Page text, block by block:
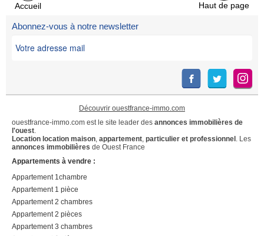
Accueil Haut de page
Abonnez-vous à notre newsletter
Découvrir ouestfrance-immo.com
ouestfrance-immo.com est le site leader des annonces immobilières de
l'ouest.
Location location maison, appartement, particulier et professionnel . Les
annonces immobilières de Ouest France
Appartements à vendre :
Appartement 1chambre
Appartement 1 pièce
Appartement 2 chambres
Appartement 2 pièces
Appartement 3 chambres